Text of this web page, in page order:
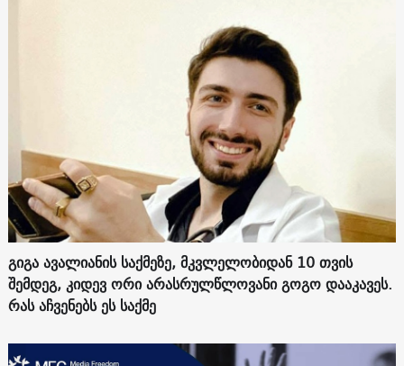
გიგა ავალიანის საქმეზე, მკვლელობიდან 10 თვის
შემდეგ, კიდევ ორი არასრულწლოვანი გოგო დააკავეს.
რას აჩვენებს ეს საქმე